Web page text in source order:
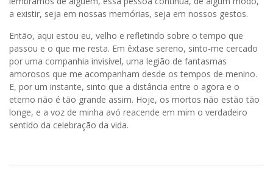
a existir, seja em nossas memórias, seja em nossos gestos.
Então, aqui estou eu, velho e refletindo sobre o tempo que
passou e o que me resta. Em êxtase sereno, sinto-me cercado
por uma companhia invisível, uma legião de fantasmas
amorosos que me acompanham desde os tempos de menino.
E, por um instante, sinto que a distância entre o agora e o
eterno não é tão grande assim. Hoje, os mortos não estão tão
longe, e a voz de minha avó reacende em mim o verdadeiro
sentido da celebração da vida.